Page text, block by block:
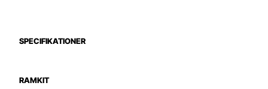
SPECIFIKATIONER
RAMKIT